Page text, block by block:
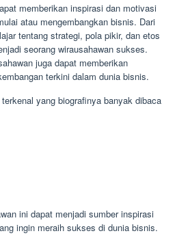
memberikan inspirasi dan motivasi
atau mengembangkan bisnis. Dari
tentang strategi, pola pikir, dan etos
seorang wirausahawan sukses.
juga dapat memberikan
terkini dalam dunia bisnis.
yang biografinya banyak dibaca
ini dapat menjadi sumber inspirasi
ingin meraih sukses di dunia bisnis.